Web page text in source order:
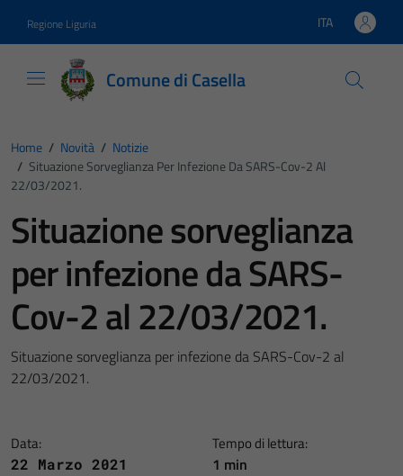
Regione Liguria Lingua attiva:
ITA
Comune di Casella
Home / Novità / Notizie
/ Situazione Sorveglianza Per Infezione Da SARS-Cov-2 Al
22/03/2021.
Situazione sorveglianza
per infezione da SARS-
Cov-2 al 22/03/2021.
Situazione sorveglianza per infezione da SARS-Cov-2 al
22/03/2021.
Data:
22 Marzo 2021
Tempo di lettura:
1 min